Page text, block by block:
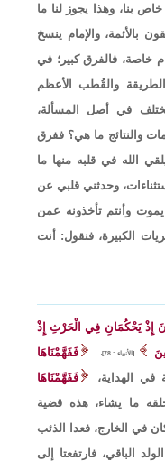
بنا، وهذا يجوز لنا ما
بالأئمة، والإمام ينسخ
خاصة، فالفرق كبير؛ في
والقُطب الأعظم
في أصل المسألة،
والنتائج ما هي؟ ففرق
الله في قلبه منها ما
وحدثني قلبي عن
وأنتم تأخذونه عمن
الكبيرة، فنقول: أنت
إِذْ يَحْكُمَانِ فِي الْحَرْثِ إِذْ
[الأنبياء : 78]،
فَفَهَّمْنَاهَا
في الهداية،
فَفَهَّمْنَاهَا
ما يشاء، هذه قضية
في الخارج، فعدا الذئب
الباقي، فارتفعتا إلى